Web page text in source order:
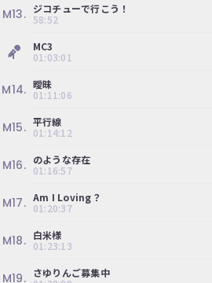
M13. ジコチューで行こう！
58:52
MC3
01:03:01
M14. 曖昧
01:11:06
M15. 平行線
01:14:12
M16. のような存在
01:16:57
M17. Am I Loving？
01:20:37
M18. 白米様
01:23:13
M19. さゆりんご募集中